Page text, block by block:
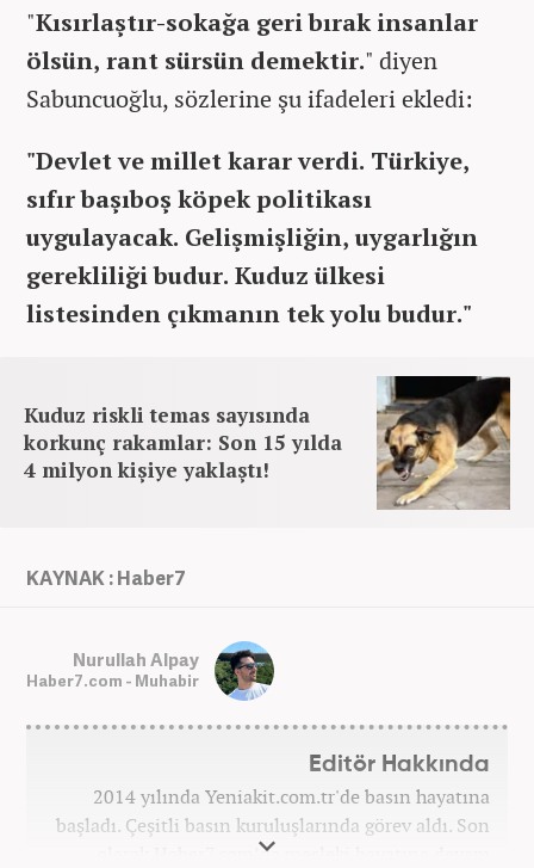
"Kısırlaştır-sokağa geri bırak insanlar
ölsün, rant sürsün demektir." diyen
Sabuncuoğlu, sözlerine şu ifadeleri ekledi:
"Devlet ve millet karar verdi. Türkiye,
sıfır başıboş köpek politikası
uygulayacak. Gelişmişliğin, uygarlığın
gerekliliği budur. Kuduz ülkesi
listesinden çıkmanın tek yolu budur."
Kuduz riskli temas sayısında
korkunç rakamlar: Son 15 yılda
4 milyon kişiye yaklaştı!
KAYNAK : Haber7
Nurullah Alpay
Haber7.com - Muhabir
Editör Hakkında
2014 yılında Yeniakit.com.tr'de basın hayatına
başladı. Çeşitli basın kuruluşlarında görev aldı. Son
olarak Haber7.com’da mesleki hayatına devam